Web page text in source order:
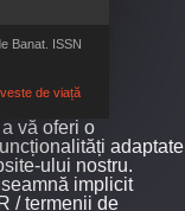
Banat. ISSN
de viață
vă oferi o
adaptate
ului nostru.
implicit
/ termenii de